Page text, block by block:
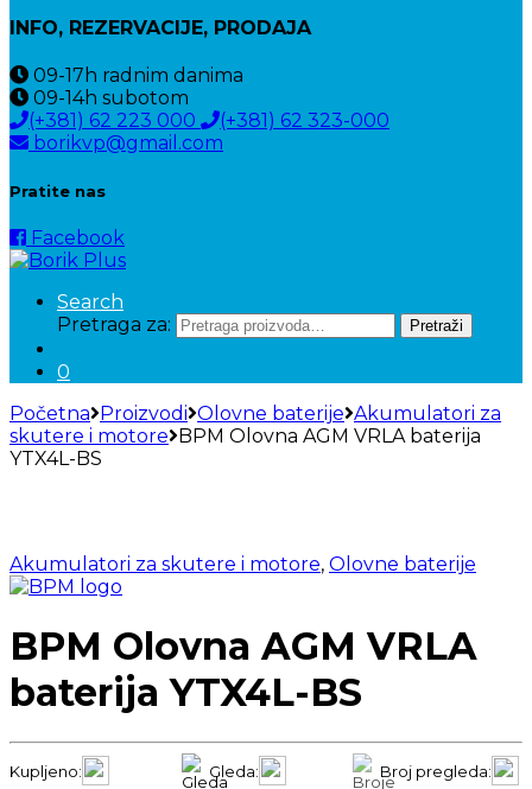
INFO, REZERVACIJE, PRODAJA
09-17h radnim danima
09-14h subotom
(+381) 62 223 000
(+381) 62 323-000
borikvp@gmail.com
Pratite nas
Facebook
Search
Pretraga za:
Pretraži
0
Početna Proizvodi Olovne baterije Akumulatori za
skutere i motore BPM Olovna AGM VRLA baterija
YTX4L-BS
Akumulatori za skutere i motore, Olovne baterije
BPM Olovna AGM VRLA
baterija YTX4L-BS
Kupljeno: Gleda: Broj pregleda: